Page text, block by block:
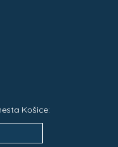
Košice: